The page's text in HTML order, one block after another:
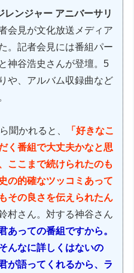
レンジャー アニバーサリ
会見が文化放送メディア
。記者会見には番組パー
神谷浩史さんが登壇。5
や、アルバム収録曲など
聞かれると、
「好きなこ
く番組で大丈夫かなと思
ここまで続けられたのも
の的確なツッコミあって
その良さを伝えられたん
村さん。対する神谷さん
あっての番組ですから。
んなに詳しくはないの
が語ってくれるから、ラ